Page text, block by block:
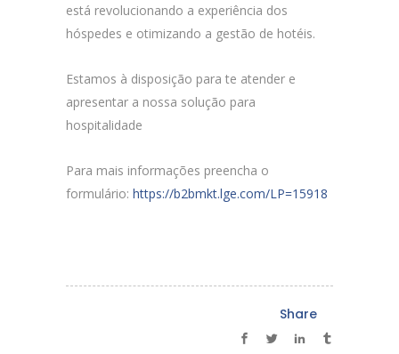
está revolucionando a experiência dos
hóspedes e otimizando a gestão de hotéis.
Estamos à disposição para te atender e
apresentar a nossa solução para
hospitalidade
Para mais informações preencha o
formulário: https://b2bmkt.lge.com/LP=15918
Share